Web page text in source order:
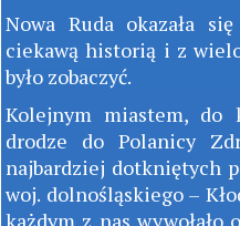
Nowa Ruda okazała
ciekawą historią i z
było zobaczyć.
Kolejnym miastem, do
drodze do Polanicy
najbardziej dotkniętych
woj. dolnośląskiego –
każdym z nas